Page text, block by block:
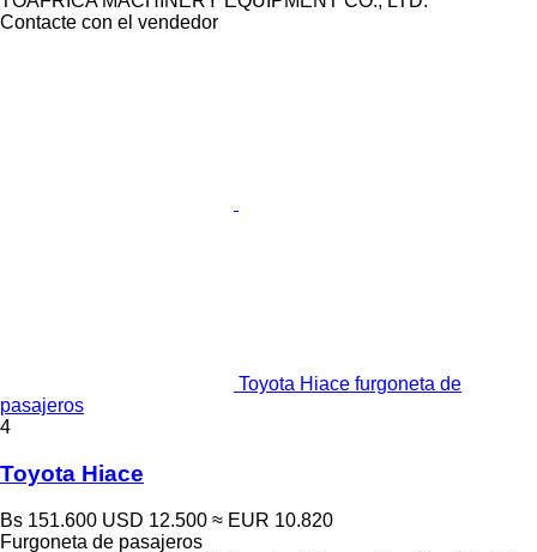
Contacte con el vendedor
Toyota Hiace furgoneta de
pasajeros
4
Toyota Hiace
Bs 151.600 USD 12.500 ≈ EUR 10.820
Furgoneta de pasajeros